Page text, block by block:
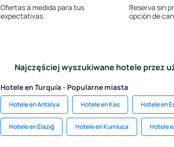
Ofertas a medida para tus
expectativas.
Reserva sin
opción de
Najczęściej wyszukiwane hotele przez
Hotele en Turquía - Popularne miasta
Hotele en Antalya Hotele en Kas Hotele en
Hotele en Elazığ Hotele en Kumluca Hotele